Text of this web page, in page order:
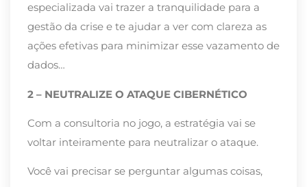
especializada vai trazer a tranquilidade para a
gestão da crise e te ajudar a ver com clareza as
ações efetivas para minimizar esse vazamento de
dados…
2 – NEUTRALIZE O ATAQUE CIBERNÉTICO
Com a consultoria no jogo, a estratégia vai se
voltar inteiramente para neutralizar o ataque.
Você vai precisar se perguntar algumas coisas,